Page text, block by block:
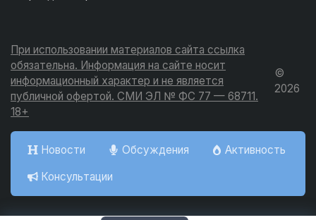
При использовании материалов сайта ссылка
обязательна. Информация на сайте носит
информационный характер и не является
публичной офертой. СМИ ЭЛ № ФС 77 — 68711.
18+
©
2026
Новости Обсуждения
Активность
Консультации